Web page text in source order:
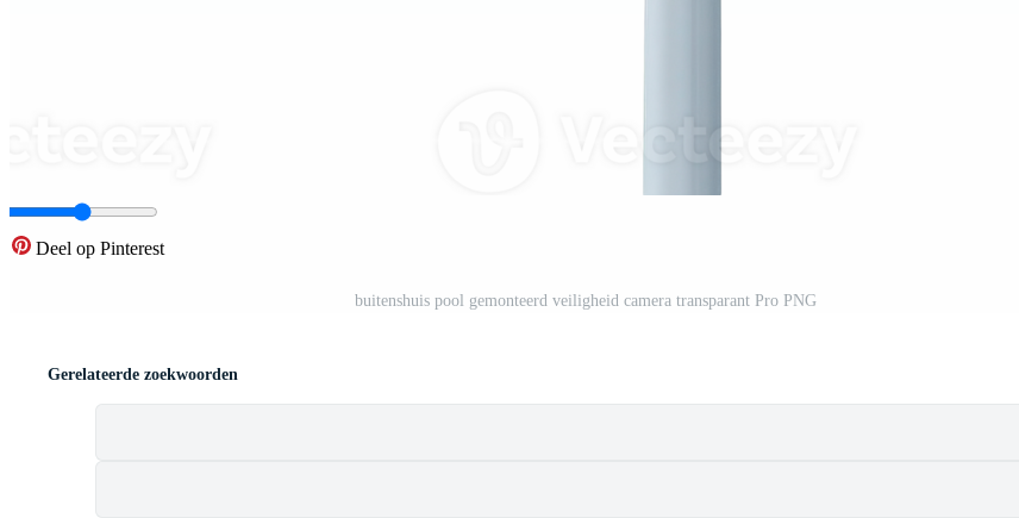
Deel op Pinterest
buitenshuis pool gemonteerd veiligheid camera transparant Pro PNG
Gerelateerde zoekwoorden